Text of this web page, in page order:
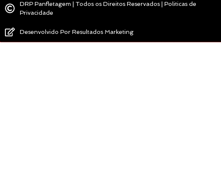
DRP Panfletagem | Todos os Direitos Reservados | Politicas de
Privacidade
Desenvolvido Por Resultados Marketing